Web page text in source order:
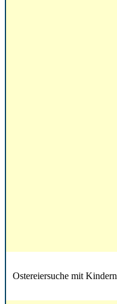
Ostereiersuche mit Kindern